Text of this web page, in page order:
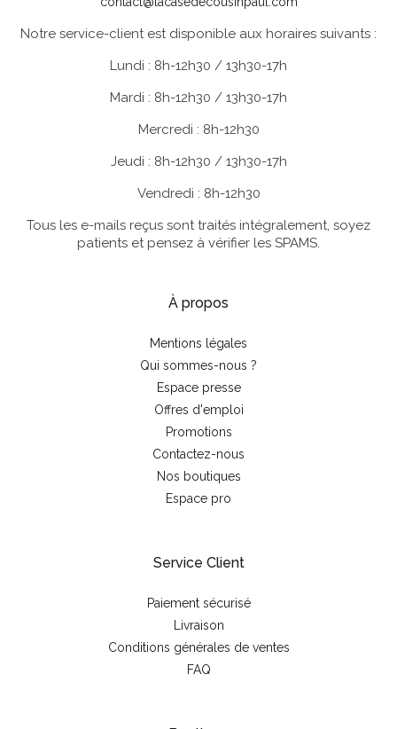
Notre service-client est disponible aux horaires suivants :
Lundi : 8h-12h30 / 13h30-17h
Mardi : 8h-12h30 / 13h30-17h
Mercredi : 8h-12h30
Jeudi : 8h-12h30 / 13h30-17h
Vendredi : 8h-12h30
Tous les e-mails reçus sont traités intégralement, soyez
patients et pensez à vérifier les SPAMS.
À propos
Mentions légales
Qui sommes-nous ?
Espace presse
Offres d'emploi
Promotions
Contactez-nous
Nos boutiques
Espace pro
Service Client
Paiement sécurisé
Livraison
Conditions générales de ventes
FAQ